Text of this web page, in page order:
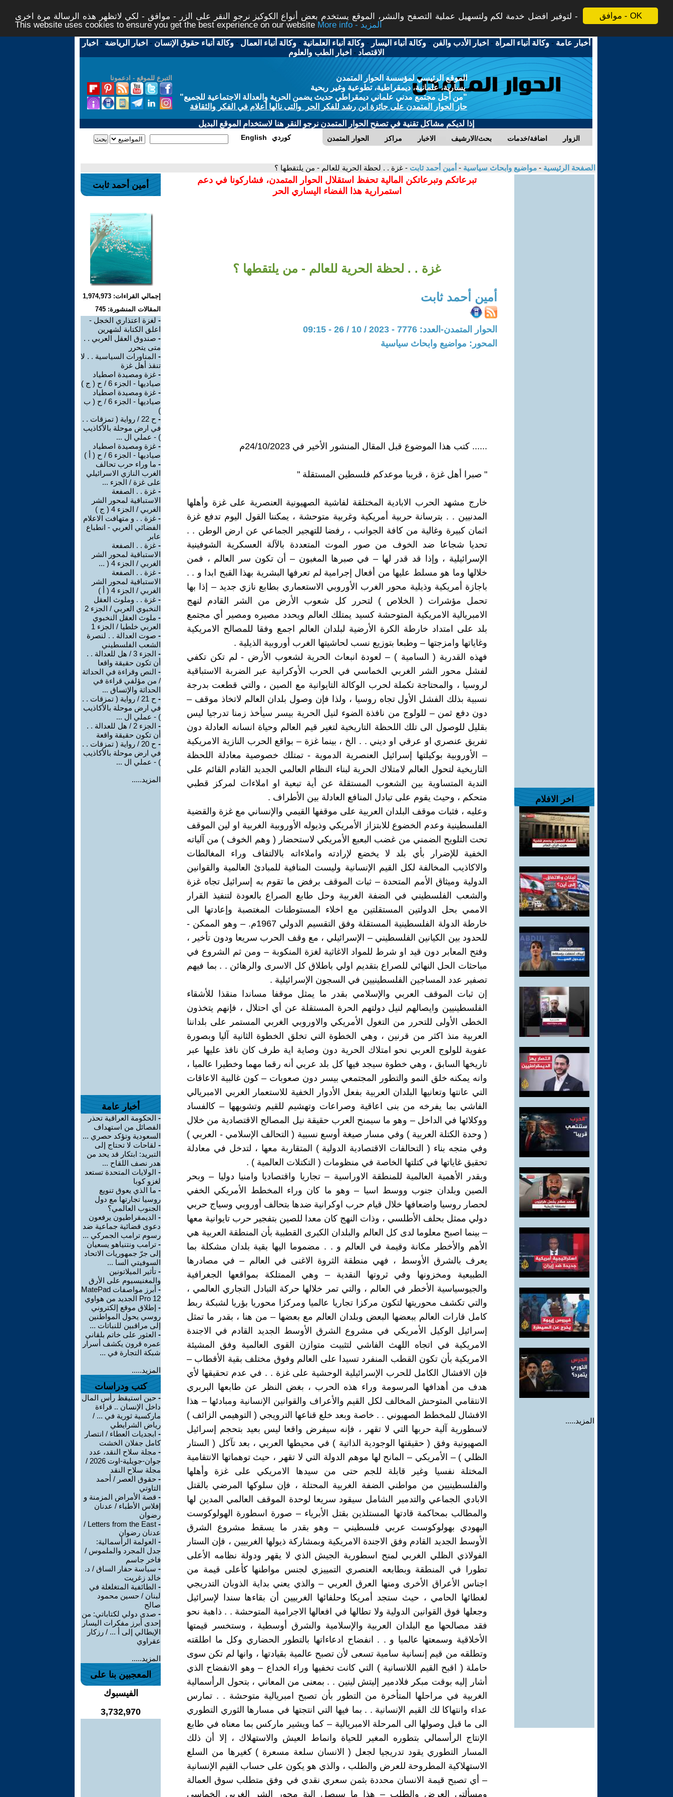
موافق - OK
لتوفير افضل خدمة لكم ولتسهيل عملية التصفح والنشر، الموقع يستخدم بعض أنواع الكوكيز نرجو النقر على الزر - موافق - لكي لاتظهر هذه الرسالة مرة اخرى -
This website uses cookies to ensure you get the best experience on our website
More info - المزيد
أخبار عامة -وكالة أنباء المرأة - اخبار الأدب والفن -وكالة أنباء اليسار -وكالة أنباء العلمانية -وكالة أنباء العمال -وكالة أنباء حقوق الإنسان - اخبار الرياضة - اخبار
الاقتصاد - اخبار الطب والعلوم
التبرع للموقع - ادعمونا
الموقع الرئيسي لمؤسسة الحوار المتمدن
يسارية، علمانية، ديمقراطية، تطوعية وغير ربحية
"من أجل مجتمع مدني علماني ديمقراطي حديث يضمن الحرية والعدالة الاجتماعية للجميع"
حاز الحوار المتمدن على جائزة ابن رشد للفكر الحر والتى نالها أعلام في الفكر والثقافة
إذا لديكم مشاكل تقنية في تصفح الحوار المتمدن نرجو النقر هنا لاستخدام الموقع البديل
الحوار المتمدن مراكز الاخبار بحث/الارشيف اضافة/خدمات الزوار English كوردي
الصفحة الرئيسية - مواضيع وابحاث سياسية - أمين أحمد ثابت - غزة . . لحظة الحرية للعالم - من يلتقطها ؟
اخر الافلام
المزيد.....
تبرعاتكم وتبرعاتكن المالية تحفظ استقلال الحوار المتمدن، فشاركونا في دعم
استمرارية هذا الفضاء اليساري الحر
غزة . . لحظة الحرية للعالم - من يلتقطها ؟
أمين أحمد ثابت
الحوار المتمدن-العدد: 7776 - 2023 / 10 / 26 - 09:15
المحور: مواضيع وابحاث سياسية
...... كتب هذا الموضوع قبل المقال المنشور الأخير في 24/10/2023م
" صبرا أهل غزة ، قريبا موعدكم فلسطين المستقلة "
خارج مشهد الحرب الابادية المختلقة لفاشية الصهيونية العنصرية على غزة وأهلها
المدنيين . . بترسانة حربية أمريكية وغربية متوحشة ، يمكننا القول اليوم تدفع غزة
اثمان كبيرة وغالية من كافة الجوانب ، رفضا للتهجير الجماعي عن ارض الوطن . .
تحديا شجاعا ضد الخوف من صور الموت المتعددة بالآلة العسكرية الشوفينية
الإسرائيلية ، وإذا قد قدر لها – في صبرها المغبون – أن تكون سر العالم ، فمن
خلالها وما هو مسلط عليها من أفعال إجرامية لم تعرفها البشرية بهذا القبح ابدا و . .
باجازة أمريكية وذيلية محور الغرب الأوروبي الاستعماري بطابع نازي جديد – إذا بها
تحمل مؤشرات ( الخلاص ) لتحرر كل شعوب الأرض من الشر القادم لنهج
الامبريالية الامريكية المتوحشة كسيد يمتلك العالم ويحدد مصيره ومصير أي مجتمع
بلد على امتداد خارطة الكرة الأرضية لبلدان العالم اجمع وفقا للمصالح الامريكية
وغاياتها وامزجتها – وطبعا بتوزيع نسب لحاشيتها الغرب أوروبية الذيلية .
فهذه القدرية ( السامية ) – لعودة انبعاث الحرية لشعوب الأرض - لم تكن تكفي
لفشل محور الشر الغربي الخماسي في الحرب الأوكرانية عبر الضربة الاستباقية
لروسيا ، والمحتاجة تكملة لحرب الوكالة التايوانية مع الصين ، والتي قطعت بدرجة
نسبية بذلك الفشل الأول تجاه روسيا ، ولذا فإن وصول بلدان العالم لاتخاذ موقف –
دون دفع ثمن – للولوج من نافذة الضوء لنيل الحرية بيسر سيأخذ زمنا تدرجيا ليس
بقليل للوصول الى تلك اللحظة التاريخية لتغير قيم العالم وحياة انسانه العادلة دون
تفريق عنصري او عرقي او ديني . . الخ ، بينما غزة – بواقع الحرب النازية الامريكية
– الأوروبية بوكيلتها إسرائيل العنصرية الدموية - تمتلك خصوصية معادلة اللحظة
التاريخية لتحول العالم لامتلاك الحرية لبناء النظام العالمي الجديد القادم القائم على
الندية المتساوية بين الشعوب المستقلة عن أية تبعية او املاءات لمركز قطبي
متحكم ، وحيث يقوم على تبادل المنافع العادلة بين الأطراف .
وعليه ، فثبات موقف البلدان العربية على موقفها القيمي والإنساني مع غزة والقضية
الفلسطينية وعدم الخضوع للابتزاز الأمريكي وذيوله الأوروبية الغربية او لين الموقف
تحت التلويح الضمني من غضب البعبع الأمريكي لاستحضار ( وهم الخوف ) من آلياته
الخفية للإضرار بأي بلد لا يخضع لإرادته واملاءاته بالالتفاف وراء المغالطات
والاكاذيب المخالفة لكل القيم الإنسانية وليست المنافية للمبادئ العالمية والقوانين
الدولية وميثاق الأمم المتحدة – ثبات الموقف برفض ما تقوم به إسرائيل تجاه غزة
والشعب الفلسطيني في الضفة الغربية وحل طابع الصراع بالعودة لتنفيذ القرار
الاممي بحل الدولتين المستقلتين مع اخلاء المستوطنات المغتصبة وإعادتها الى
خارطة الدولة الفلسطينية المستقلة وفق التقسيم الدولي 1967م. – وهو الممكن -
للحدود بين الكيانين الفلسطيني – الإسرائيلي ، مع وقف الحرب سريعا ودون تأخير ،
وفتح المعابر دون قيد او شرط للمواد الاغاثية لغزة المنكوبة – ومن ثم الشروع في
مباحثات الحل النهائي للصراع بتقديم اولي باطلاق كل الاسرى والرهائن . . بما فيهم
تصفير عدد المساجين الفلسطينيين في السجون الإسرائيلية .
إن ثبات الموقف العربي والإسلامي بقدر ما يمثل موقفا مساندا منقذا للأشقاء
الفلسطينيين وايصالهم لنيل دولتهم الحرة المستقلة عن أي احتلال ، فإنهم يتخذون
الخطى الأولى للتحرر من التغول الأمريكي والاوروبي الغربي المستمر على بلداننا
العربية منذ اكثر من قرنين ، وهي الخطوة التي تخلق الخطوة الثانية آليا وبصورة
عفوية للولوج العربي نحو امتلاك الحرية دون وصاية اية طرف كان نافذ عليها عبر
تاريخها السابق ، وهي خطوة سيجد فيها كل بلد عربي أنه رقما مهما وخطيرا عالميا ،
وانه يمكنه خلق النمو والتطور المجتمعي بيسر دون صعوبات – كون غالبية الاعاقات
التي عانتها وتعانيها البلدان العربية بفعل الأدوار الخفية للاستعمار الغربي الامبريالي
الفاشي بما يفرخه من بنى اعاقية وصراعات وتهشيم للقيم وتشويهها – كالفساد
ووكلائها في الداخل – وهو ما سيمنح العرب حقيقة نيل المصالح الاقتصادية من خلال
( وحدة الكتلة العربية ) وفي مسار صيغة أوسع نسبية ( التحالف الإسلامي - العربي )
وفي متجه بناء ( التحالفات الاقتصادية الدولية ) المتقاربة معها ، لتدخل في معادلة
تحقيق غاياتها في كتلتها الخاصة في منظومات ( التكتلات العالمية ) .
وبقدر الأهمية العالمية للمنطقة الاوراسية – تجاريا واقتصاديا وامنيا دوليا – وبحر
الصين وبلدان جنوب ووسط اسيا – وهو ما كان وراء المخطط الأمريكي الخفي
لحصار روسيا واضعافها خلال قيام حرب اوكرانية ضدها بتحالف أوروبي وسياج حربي
دولي ممثل بحلف الأطلسي ، وذات النهج كان معدا للصين بتفجير حرب تايوانية معها
– بينما اصبح معلوما لدى كل العالم والبلدان الكبرى القطبية بأن المنطقة العربية هي
الأهم والأخطر مكانة وقيمة في العالم و . . مضموما اليها بقية بلدان مشكلة بما
يعرف بالشرق الأوسط ، فهي منطقة الثروة الاغنى في العالم – في مصادرها
الطبيعية ومخزونها وفي ثروتها النقدية – وهي الممتلكة بمواقعها الجغرافية
والجيوسياسية الأخطر في العالم ، والتي تمر خلالها حركة التبادل التجاري العالمي ،
والتي تكشف محوريتها لتكون مركزا تجاريا عالميا ومركزا محوريا بؤريا لشبكة ربط
كامل قارات العالم ببعضها البعض وبلدان العالم مع بعضها – من هنا ، بقدر ما تمثل
إسرائيل الوكيل الأمريكي في مشروع الشرق الأوسط الجديد القادم في الاجندة
الامريكية في اتجاه اللهث الفاشي لتثبيت متوازن القوى العالمية وفق المشيئة
الامريكية بأن تكون القطب المنفرد تسيدا على العالم وفوق مختلف بقية الأقطاب –
فإن الافشال الكامل للحرب الإسرائيلية الوحشية على غزة . . في عدم تحقيقها لأي
هدف من أهدافها المرسومة وراء هذه الحرب ، بغض النظر عن طابعها البربري
الانتقامي المتوحش المخالف لكل القيم والأعراف والقوانين الإنسانية ومبادئها – هذا
الافشال للمخطط الصهيوني . . خاصة وبعد خلع قناعها الترويجي ( التوهيمي الزائف )
لاسطورية آلية حربها التي لا تقهر ، فإنه سيفرض واقعا ليس بعيد بتحجم إسرائيل
الصهيونية وفق ( حقيقتها الوجودية الذاتية ) في محيطها العربي ، بعد تآكل ( الستار
الظلي ) – الأمريكي – المانح لها موهم الدولة التي لا تقهر ، حيث توهماتها الانتقامية
المختلة نفسيا وغير قابلة للجم حتى من سيدها الامريكي على غزة وأهلها
والفلسطينيين من مواطني الضفة الغربية المحتلة ، فإن سلوكها المرضي بالقتل
الابادي الجماعي والتدمير الشامل سيقود سريعا لوحدة الموقف العالمي المدين لها
والمطالب بمحاكمة قادتها المستلذين بقتل الأبرياء – صورة اسطورة الهولوكوست
اليهودي بهولوكوست عربي فلسطيني – وهو بقدر ما يسقط مشروع الشرق
الأوسط الجديد القادم وفق الاجندة الامريكية وبمشاركة ذيولها الغربيين ، فإن الستار
الفولاذي الظلي الغربي لمنح اسطورية الجيش الذي لا يقهر ودولة نظامه الأعلى
تطورا في المنطقة وبطابعه العنصري التمييزي لجنس مواطنها كأعلى قيمة من
اجناس الأعراق الأخرى ومنها العرق العربي – والذي يعني بداية الذوبان التدريجي
لغطائها الحامي ، حيث ستجد أمريكا وحلفائها الغربيين أن بقاءها سندا لإسرائيل
وجعلها فوق القوانين الدولية ولا تطالها في افعالها الاجرامية المتوحشة . . ذاهبة نحو
فقد مصالحها مع البلدان العربية والإسلامية والشرق أوسطية ، وستخسر قيمتها
الأخلاقية وسمعتها عالميا و . . انفضاح ادعاءاتها بالتطور الحضاري وكل ما اطلقته
وتطلقه من قيم إنسانية سامية تسعى لأن تصبح عالمية بقيادتها ، وانها لم تكن سوى
حاملة ( اقبح القيم اللانسانية ) التي كانت تخفيها وراء الخداع – وهو الانفضاح الذي
أشار إليه بوقت مبكر فلادمير إليتش لينين . . بمعنى من المعاني ، بتحول الرأسمالية
الغربية في مراحلها المتأخرة من التطور بأن تصبح امبريالية متوحشة . . تمارس
عداء وانتهاكا لك القيم الإنسانية . . بما فيها التي انتجتها في مسارها الثوري التطوري
الى ما قبل وصولها الى المرحلة الامبريالية – كما ويشير ماركس بما معناه في طابع
الإنتاج الرأسمالي بتطوره المغير للحياة وانماط العيش والاستهلاك ، إلا أن ذلك
المسار التطوري يقود تدريجيا لجعل ( الانسان سلعة مسعرة ) كغيرها من السلع
الاستهلاكية المطروحة للعرض والطلب ، والذي هو يكون على حساب القيم الإنسانية
– أي تصبح قيمة الانسان محددة بثمن سعري نقدي في وفق متطلب سوق العمالة
ومسألتي العرض والطلب – هذا ما سيصل إلية محور الشر الغربي الخماسي
أمين أحمد ثابت
إجمالي القراءات: 1,974,973
المقالات المنشورة: 745
- لغزة اعتذاري الخجل -
اعلق الكتابة لشهرين
- صندوق العقل العربي . .
متى يتحرر
- المناورات السياسية . . لا
تنقذ أهل غزة
- غزة ومصيدة اصطياد
صياديها - الجزء 6 / ح ( ج )
- غزة ومصيدة اصطياد
صياديها - الجزء 6 / ح ( ب
)
-
ح 22 / رواية ( تمزقات . .
في ارض موحلة بالأكاذيب
) - عملي ال ...
- غزة ومصيدة اصطياد
صياديها - الجزء 6 / ح ( أ )
- ما وراء حرب تحالف
الغرب النازي الاسرائيلي
على غزة / الجزء ...
- غزة . . الصفعة
الاستباقية لمحور الشر
الغربي / الجزء 4 ( ج )
- غزة . . و متهافت الاعلام
الفضائي العربي - انطباع
عابر
- غزة . . الصفعة
الاستباقية لمحور الشر
الغربي / الجزء 4 ( ...
- غزة . . الصفعة
الاستباقية لمحور الشر
الغربي / الجزء 4 ( أ )
- غزة . . وملوث العقل
النخبوي العربي / الجزء 2
- ملوث العقل النخبوي
العربي خلطيا / الجزء 1
- صوت العدالة . . لنصرة
الشعب الفلسطيني
-
الجزء 3 / هل للعدالة . .
أن تكون حقيقة واقعا
- النص وقراءة في الحداثة
/ من مؤلفي قراءة في
الحداثة والإتساق ...
-
ح 21 / رواية ( تمزقات . .
في ارض موحلة بالأكاذيب
) - عملي ال ...
-
الجزء 2 / هل للعدالة . .
أن تكون حقيقة واقعة
-
ح 20 / رواية ( تمزقات . .
في ارض موحلة بالأكاذيب
) - عملي ال ...
المزيد.....
أخبار عامة
- الحكومة العراقية تحذر
الفصائل من استهداف
السعودية وتؤكد حصري ...
- لقاحات لا تحتاج إلى
التبريد: ابتكار قد يحد من
هدر نصف اللقاح ...
- الولايات المتحدة تستعد
لغزو كوبا
- ما الذي يعوق تنويع
روسيا تجارتها مع دول
الجنوب العالمي؟
- الديمقراطيون يرفعون
دعوى قضائية جماعية ضد
رسوم ترامب الجمركي ...
- ترامب ونتنياهو يسعيان
إلى جرّ جمهوريات الاتحاد
السوفيتي السا ...
- تأثير الميلاتونين
والمغنيسيوم على الأرق
-
أبرز مواصفات MatePad
Pro 12 الجديد من هواوي
- إطلاق موقع إلكتروني
روسي يحول المواطنين
إلى مراقبين للنباتات ...
- العثور على خاتم بلقاني
عمره قرون يكشف أسرار
شبكة التجارة في ...
المزيد.....
كتب ودراسات
- حين استيقظ رأس المال
داخل الإنسان .. قراءة
ماركسية ثورية في ... /
رياض الشرايطي
- ابجديات العطاء / انتصار
كامل جفلان الخشت
- مجلة سلاح النقد، عدد
جوان-جويلية-اوت 2026 /
مجلة سلاح النقد
- حقوق العصر / أحمد
التاوتي
- قصة الأمراض المزمنة و
إفلاس الأطباء / عدنان
رضوان
-
Letters from the East /
عدنان رضوان
- العولمة الرأسمالية:
جدل المجرد والملموس /
فاخر جاسم
- سياسة حفار الساق / د.
خالد زغريت
- الطائفية المتغلغلة في
لبنان / حسين محمود
صالح
- صدى دولي لكتاباتي: من
إحدى أبرز مفكرات اليسار
الإيطالي إلى أ ... / رزكار
عقراوي
المزيد.....
المعجبين بنا على
الفيسبوك
3,732,970